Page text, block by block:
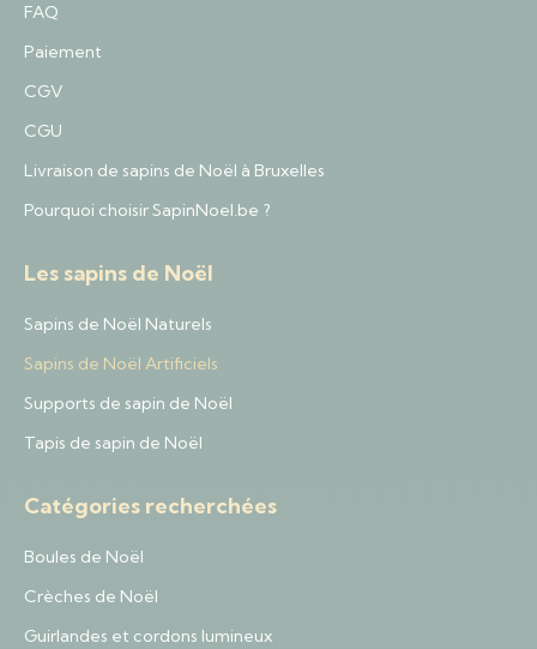
FAQ
Paiement
CGV
CGU
Livraison de sapins de Noël à Bruxelles
Pourquoi choisir SapinNoel.be ?
Les sapins de Noël
Sapins de Noël Naturels
Sapins de Noël Artificiels
Supports de sapin de Noël
Tapis de sapin de Noël
Catégories recherchées
Boules de Noël
Crèches de Noël
Guirlandes et cordons lumineux